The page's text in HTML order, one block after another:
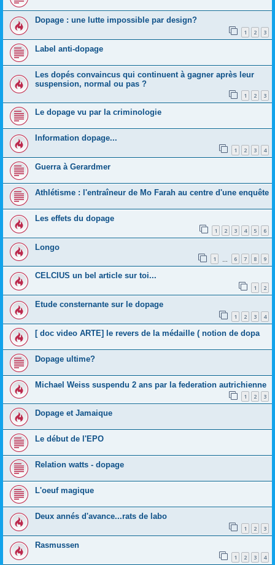
Dopage : une lutte impossible par design?
1 2 3
Label anti-dopage
Les dopés convaincus qui continuent à gagner après leur
suspension, normal ou pas ?
1 2 3
Le dopage vu par la criminologie
Information dopage...
1 2 3 4
Guerra à Gerardmer
Athlétisme : l'entraîneur de Mo Farah au centre d'une enquête
Les effets du dopage
1 2 3 4 5 6
Longo
1 6 7 8 9
CELCIUS un bel article sur toi...
1 2
Etude consternante sur le dopage
1 2 3 4
[ doc video ARTE] le revers de la médaille ( notion de dopa
Dopage ultime?
Michael Weiss suspendu 2 ans par la federation autrichienne
1 2 3
Dopage et Jamaique
Le début de l'EPO
Relation watts - dopage
L'oeuf magique
Deux annés d'avance...rats de labo
1 2 3
Rasmussen
1 2 3 4